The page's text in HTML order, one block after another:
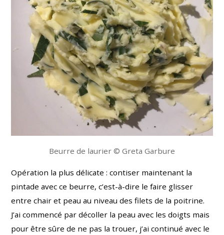
Beurre de laurier © Greta Garbure
Opération la plus délicate : contiser maintenant la
pintade avec ce beurre, c’est-à-dire le faire glisser
entre chair et peau au niveau des filets de la poitrine.
J’ai commencé par décoller la peau avec les doigts mais
pour être sûre de ne pas la trouer, j’ai continué avec le